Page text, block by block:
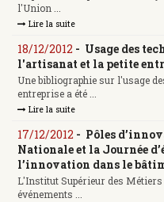
l'Union ...
Lire la suite
18/12/2012 - Usage des
l'artisanat et la petite
Une bibliographie sur l'usage
entreprise a été ...
Lire la suite
17/12/2012 - Pôles
Nationale et la Journée
l’innovation dans le
L'Institut Supérieur des
événements ...